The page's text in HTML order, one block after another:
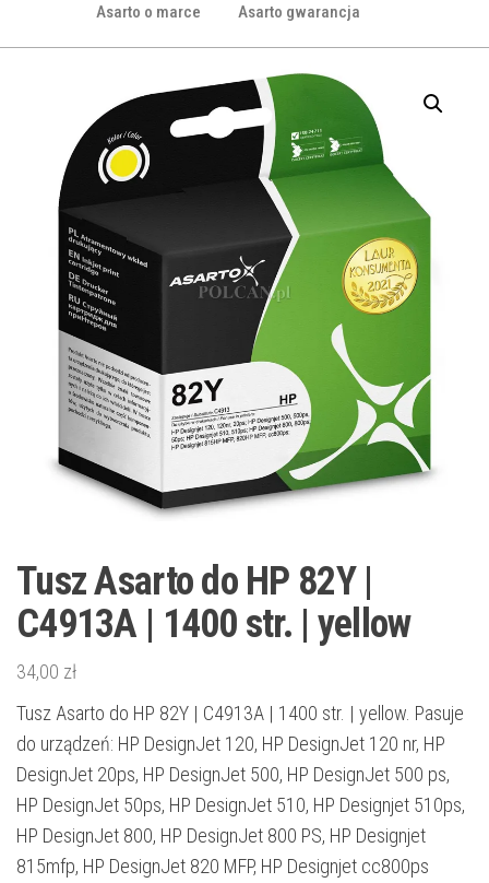
Asarto o marce Asarto gwarancja
Tusz Asarto do HP 82Y |
C4913A | 1400 str. | yellow
34,00 zł
Tusz Asarto do HP 82Y | C4913A | 1400 str. | yellow. Pasuje
do urządzeń: HP DesignJet 120, HP DesignJet 120 nr, HP
DesignJet 20ps, HP DesignJet 500, HP DesignJet 500 ps,
HP DesignJet 50ps, HP DesignJet 510, HP Designjet 510ps,
HP DesignJet 800, HP DesignJet 800 PS, HP Designjet
815mfp, HP DesignJet 820 MFP, HP Designjet cc800ps